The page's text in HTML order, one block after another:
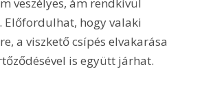
Előfordulhat, hogy valaki
a viszkető csípés elvakarása
is együtt járhat.